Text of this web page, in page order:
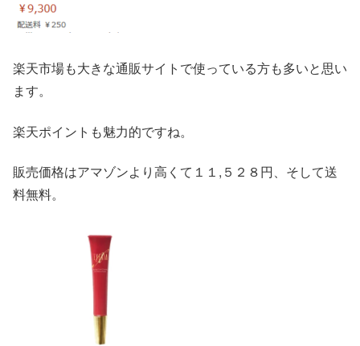
楽天市場も大きな通販サイトで使っている方も多いと思い
ます。
楽天ポイントも魅力的ですね。
販売価格はアマゾンより高くて１１,５２８円、そして送
料無料。